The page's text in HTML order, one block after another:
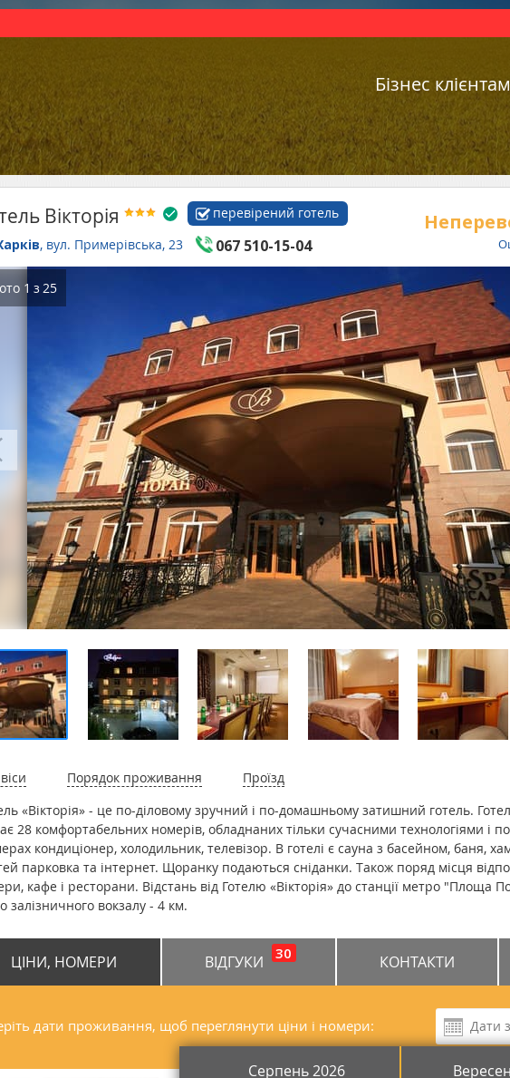
Бізнес клієнтам
Вікторія
перевірений готель
, вул. Примерівська, 23 067 510-15-04
1 з 25
Порядок проживання
Проїзд
«Вікторія» - це по-діловому зручний і по-домашньому затишний готель.
28 комфортабельних номерів, обладнаних тільки сучасними технологіями і
кондиціонер, холодильник, телевізор. В готелі є сауна з басейном, баня,
парковка та інтернет. Щоранку подаються сніданки. Також поряд місця
кафе і ресторани. Відстань від Готелю «Вікторія» до станції метро "Площа
залізничного вокзалу - 4 км.
ЦІНИ, НОМЕРИ ВІДГУКИ 30 КОНТАКТИ
дати проживання, щоб переглянути ціни і номери:
Серпень 2026